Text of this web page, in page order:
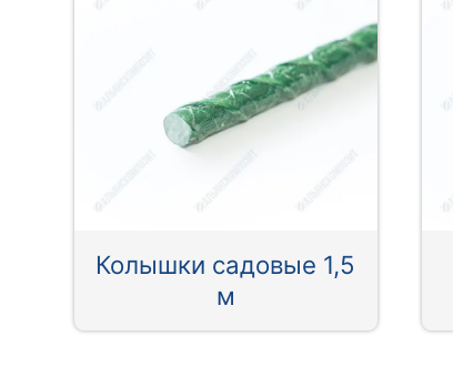
Колышки садовые 1,5
м